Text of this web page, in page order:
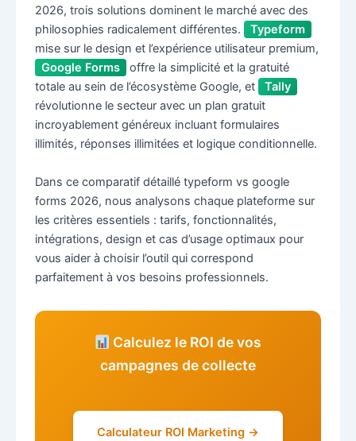
2026, trois solutions dominent le marché avec des
philosophies radicalement différentes.
Typeform
mise sur le design et l’expérience utilisateur premium,
Google Forms
offre la simplicité et la gratuité
totale au sein de l’écosystème Google, et
Tally
révolutionne le secteur avec un plan gratuit
incroyablement généreux incluant formulaires
illimités, réponses illimitées et logique conditionnelle.
Dans ce comparatif détaillé typeform vs google
forms 2026, nous analysons chaque plateforme sur
les critères essentiels : tarifs, fonctionnalités,
intégrations, design et cas d’usage optimaux pour
vous aider à choisir l’outil qui correspond
parfaitement à vos besoins professionnels.
Calculez le ROI de vos
campagnes de collecte
Calculateur ROI Marketing →